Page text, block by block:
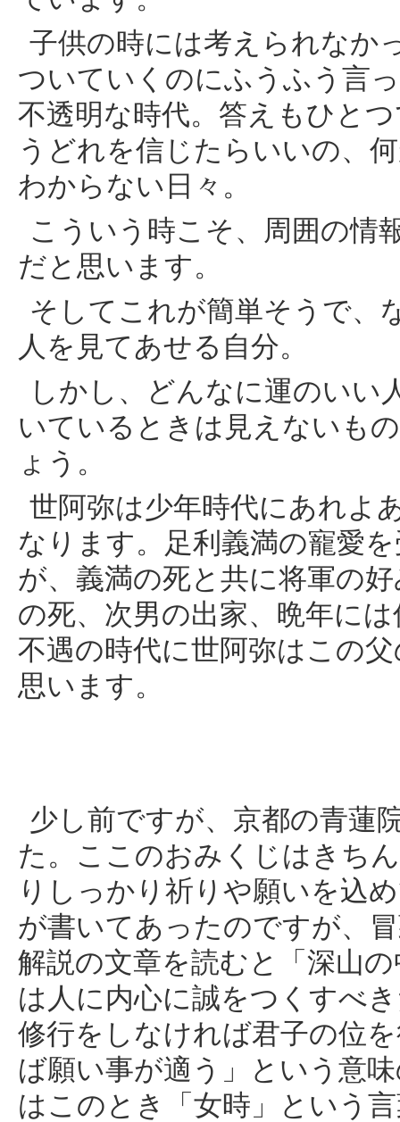
子供の時には考えられなか
ついていくのにふうふう言
不透明な時代。答えもひと
うどれを信じたらいいの、
わからない日々。
こういう時こそ、周囲の情
だと思います。
そしてこれが簡単そうで、
人を見てあせる自分。
しかし、どんなに運のいい
いているときは見えないも
ょう。
世阿弥は少年時代にあれよ
なります。足利義満の寵愛
が、義満の死と共に将軍の
の死、次男の出家、晩年に
不遇の時代に世阿弥はこの
思います。
少し前ですが、京都の青蓮
た。ここのおみくじはきち
りしっかり祈りや願いを込
が書いてあったのですが、
解説の文章を読むと「深山
は人に内心に誠をつくすべ
修行をしなければ君子の位
ば願い事が適う」という意
はこのとき「女時」という